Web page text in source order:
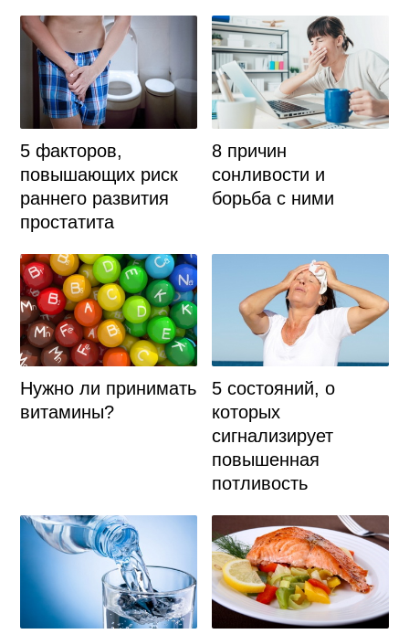
5 факторов,
повышающих риск
раннего развития
простатита
8 причин
сонливости и
борьба с ними
Нужно ли принимать
витамины?
5 состояний, о
которых
сигнализирует
повышенная
потливость